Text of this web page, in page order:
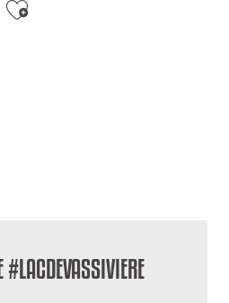
Ajouter aux favoris